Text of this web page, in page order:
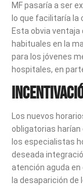
MF pasaría a ser
lo que facilitaría
Esta obvia ventaja
habituales en la
para los jóvenes
hospitales, en
Los nuevos
obligatorias harían
los especialistas
deseada
atención aguda
la desaparición